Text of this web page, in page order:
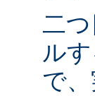
二
ル
で